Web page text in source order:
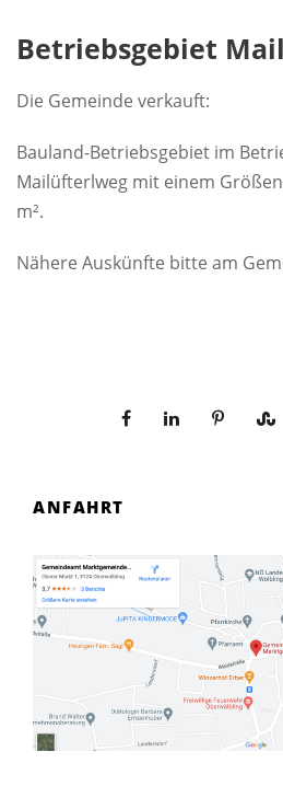
Betriebsgebiet
Die Gemeinde verkauft:
Bauland-Betriebsgebiet im
Mailüfterlweg mit einem
m².
Nähere Auskünfte bitte am
ANFAHRT